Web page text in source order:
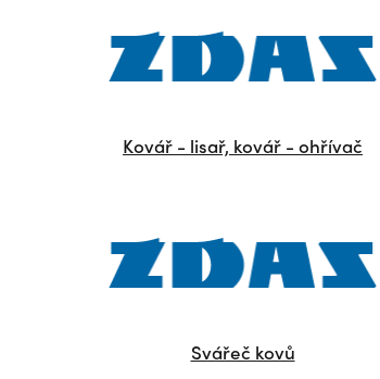
Kovář - lisař, kovář - ohřívač
Svářeč kovů